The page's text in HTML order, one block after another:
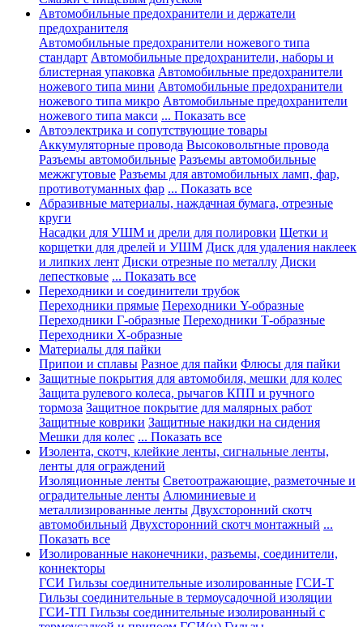
Автомобильные предохранители и держатели
предохранителя
Автомобильные предохранители ножевого типа
стандарт Автомобильные предохранители, наборы и
блистерная упаковка Автомобильные предохранители
ножевого типа мини Автомобильные предохранители
ножевого типа микро Автомобильные предохранители
ножевого типа макси ... Показать все
Автоэлектрика и сопутствующие товары
Аккумуляторные провода Высоковольтные провода
Разъемы автомобильные Разъемы автомобильные
межжгутовые Разъемы для автомобильных ламп, фар,
противотуманных фар ... Показать все
Абразивные материалы, наждачная бумага, отрезные
круги
Насадки для УШМ и дрели для полировки Щетки и
корщетки для дрелей и УШМ Диск для удаления наклеек
и липких лент Диски отрезные по металлу Диски
лепестковые ... Показать все
Переходники и соединители трубок
Переходники прямые Переходники Y-образные
Переходники Г-образные Переходники Т-образные
Переходники Х-образные
Материалы для пайки
Припои и сплавы Разное для пайки Флюсы для пайки
Защитные покрытия для автомобиля, мешки для колес
Защита рулевого колеса, рычагов КПП и ручного
тормоза Защитное покрытие для малярных работ
Защитные коврики Защитные накидки на сидения
Мешки для колес ... Показать все
Изолента, скотч, клейкие ленты, сигнальные ленты,
ленты для ограждений
Изоляционные ленты Светоотражающие, разметочные и
оградительные ленты Алюминиевые и
металлизированные ленты Двухсторонний скотч
автомобильный Двухсторонний скотч монтажный ...
Показать все
Изолированные наконечники, разъемы, соединители,
коннекторы
ГСИ Гильзы соединительные изолированные ГСИ-Т
Гильзы соединительные в термоусадочной изоляции
ГСИ-ТП Гильзы соединительные изолированный с